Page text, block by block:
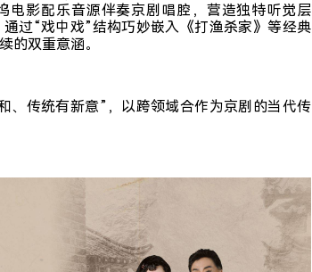
电影配乐音源伴奏京剧唱腔，营造独特听觉层
过“戏中戏”结构巧妙嵌入《打渔杀家》等经典
的双重意涵。
、传统有新意”，以跨领域合作为京剧的当代传